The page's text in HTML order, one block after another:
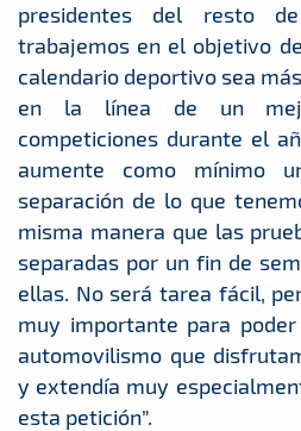
presidentes del resto de
trabajemos en el objetivo
calendario deportivo sea
en la línea de un
competiciones durante el
aumente como mínimo
separación de lo que
misma manera que las
separadas por un fin de
ellas. No será tarea fácil,
muy importante para
automovilismo que
y extendía muy
esta petición”.